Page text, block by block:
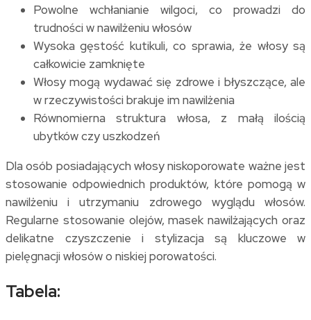
Powolne wchłanianie wilgoci, co prowadzi do
trudności w nawilżeniu włosów
Wysoka gęstość kutikuli, co sprawia, że włosy są
całkowicie zamknięte
Włosy mogą wydawać się zdrowe i błyszczące, ale
w rzeczywistości brakuje im nawilżenia
Równomierna struktura włosa, z małą ilością
ubytków czy uszkodzeń
Dla osób posiadających włosy niskoporowate ważne jest
stosowanie odpowiednich produktów, które pomogą w
nawilżeniu i utrzymaniu zdrowego wyglądu włosów.
Regularne stosowanie olejów, masek nawilżających oraz
delikatne czyszczenie i stylizacja są kluczowe w
pielęgnacji włosów o niskiej porowatości.
Tabela: